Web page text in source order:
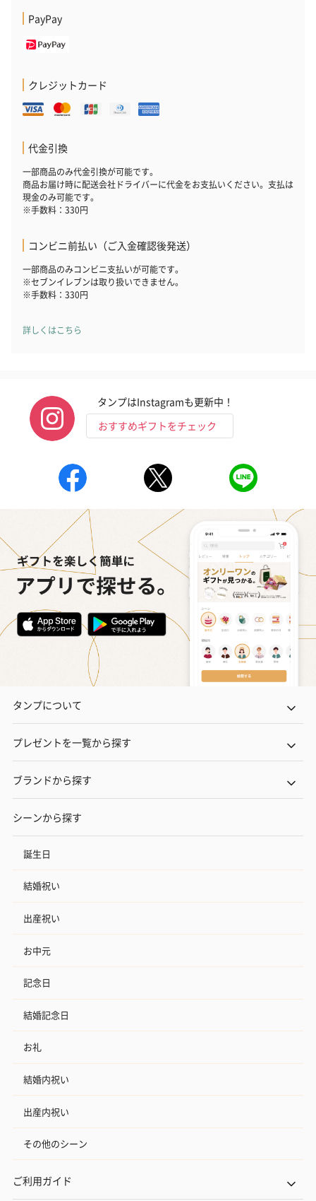
PayPay
クレジットカード
代金引換
一部商品のみ代金引換が可能です。
商品お届け時に配送会社ドライバーに代金をお支払いください。支払は
現金のみ可能です。
※手数料：330円
コンビニ前払い（ご入金確認後発送）
一部商品のみコンビニ支払いが可能です。
※セブンイレブンは取り扱いできません。
※手数料：330円
詳しくはこちら
タンプはInstagramも更新中！
おすすめギフトをチェック
タンプについて
プレゼントを一覧から探す
ブランドから探す
シーンから探す
誕生日
結婚祝い
出産祝い
お中元
記念日
結婚記念日
お礼
結婚内祝い
出産内祝い
その他のシーン
ご利用ガイド